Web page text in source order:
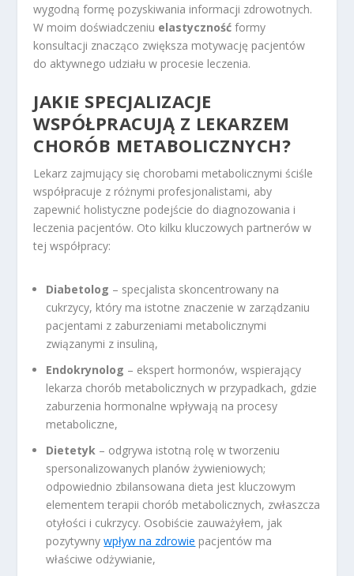
wygodną formę pozyskiwania informacji zdrowotnych.
W moim doświadczeniu elastyczność formy
konsultacji znacząco zwiększa motywację pacjentów
do aktywnego udziału w procesie leczenia.
JAKIE SPECJALIZACJE
WSPÓŁPRACUJĄ Z LEKARZEM
CHORÓB METABOLICZNYCH?
Lekarz zajmujący się chorobami metabolicznymi ściśle
współpracuje z różnymi profesjonalistami, aby
zapewnić holistyczne podejście do diagnozowania i
leczenia pacjentów. Oto kilku kluczowych partnerów w
tej współpracy:
Diabetolog – specjalista skoncentrowany na
cukrzycy, który ma istotne znaczenie w zarządzaniu
pacjentami z zaburzeniami metabolicznymi
związanymi z insuliną,
Endokrynolog – ekspert hormonów, wspierający
lekarza chorób metabolicznych w przypadkach, gdzie
zaburzenia hormonalne wpływają na procesy
metaboliczne,
Dietetyk – odgrywa istotną rolę w tworzeniu
spersonalizowanych planów żywieniowych;
odpowiednio zbilansowana dieta jest kluczowym
elementem terapii chorób metabolicznych, zwłaszcza
otyłości i cukrzycy. Osobiście zauważyłem, jak
pozytywnywpływ na zdrowie pacjentów ma
właściwe odżywianie,